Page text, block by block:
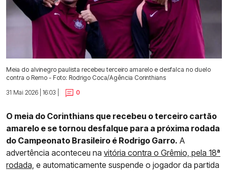
Meia do alvinegro paulista recebeu terceiro amarelo e desfalca no duelo
contra o Remo - Foto: Rodrigo Coca/Agência Corinthians
31 Mai 2026 | 16:03 |
0
O meia do Corinthians que recebeu o terceiro cartão
amarelo e se tornou desfalque para a próxima rodada
do Campeonato Brasileiro é Rodrigo Garro. A
advertência aconteceu na vitória contra o Grêmio, pela 18ª
rodada, e automaticamente suspende o jogador da partida